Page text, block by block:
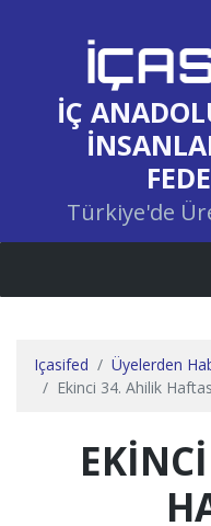
İÇ
Türkiye'de
Içasifed Üyelerden
Ekinci 34. Ahilik